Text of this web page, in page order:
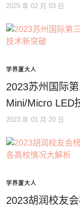
2025 年 02 月 03 日
学界厦大人
2023苏州国际
Mini/Micro LED
2023 年 01 月 20 日
学界厦大人
2023胡润校友